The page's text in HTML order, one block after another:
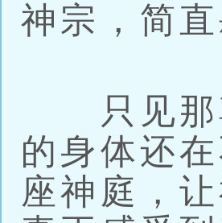
神宗，简
只见那
的身体还
座神庭，